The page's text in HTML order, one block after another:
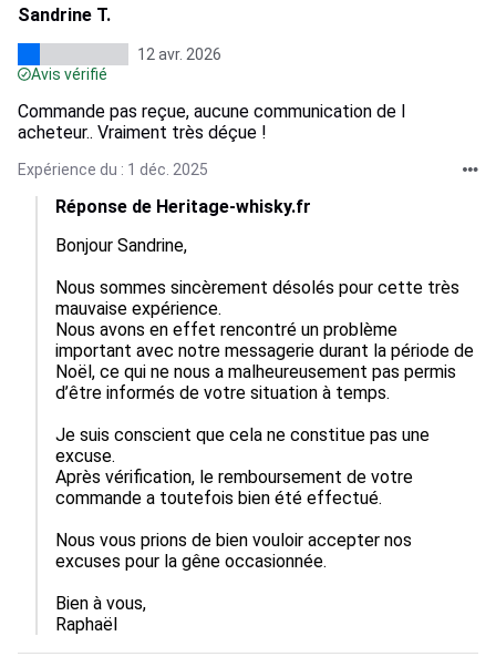
Sandrine T.
12 avr. 2026
Avis vérifié
Commande pas reçue, aucune communication de l
acheteur.. Vraiment très déçue !
Expérience du : 1 déc. 2025
Réponse de Heritage-whisky.fr
Bonjour Sandrine,
Nous sommes sincèrement désolés pour cette très
mauvaise expérience.
Nous avons en effet rencontré un problème
important avec notre messagerie durant la période de
Noël, ce qui ne nous a malheureusement pas permis
d’être informés de votre situation à temps.
Je suis conscient que cela ne constitue pas une
excuse.
Après vérification, le remboursement de votre
commande a toutefois bien été effectué.
Nous vous prions de bien vouloir accepter nos
excuses pour la gêne occasionnée.
Bien à vous,
Raphaël